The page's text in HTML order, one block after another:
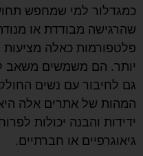
כמגדלור למי שמחפש
שהרגישה מבודדת או
פלטפורמות כאלה
יותר. הם משמשים משאב
גם לחיבור עם נשים
המהות של אתרים אלה
ידידות והבנה יכולות
גיאוגרפיים או חברתיים.